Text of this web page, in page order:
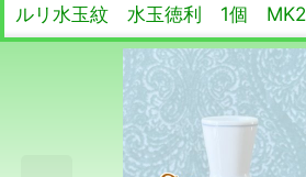
ルリ水玉紋 水玉徳利 1個 MK2